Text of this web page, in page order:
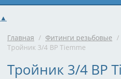
▲
Главная / Фитинги резьбовые /
Тройник 3/4 ВР Tiemme
Тройник 3/4 ВР